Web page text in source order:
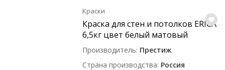
Краски
Краска для стен и потолков ERICA
6,5кг цвет белый матовый
Производитель Престиж
Страна производства Россия